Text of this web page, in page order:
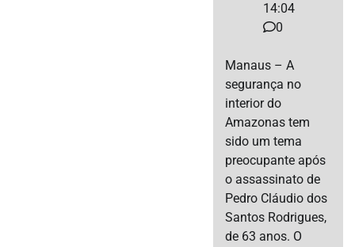
14:04
0
Manaus – A
segurança no
interior do
Amazonas tem
sido um tema
preocupante após
o assassinato de
Pedro Cláudio dos
Santos Rodrigues,
de 63 anos. O